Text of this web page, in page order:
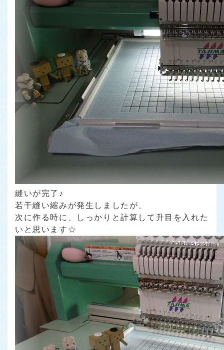
縫いが完了♪
若干縫い縮みが発生しましたが、
次に作る時に、しっかりと計算して升目を入れた
いと思います☆